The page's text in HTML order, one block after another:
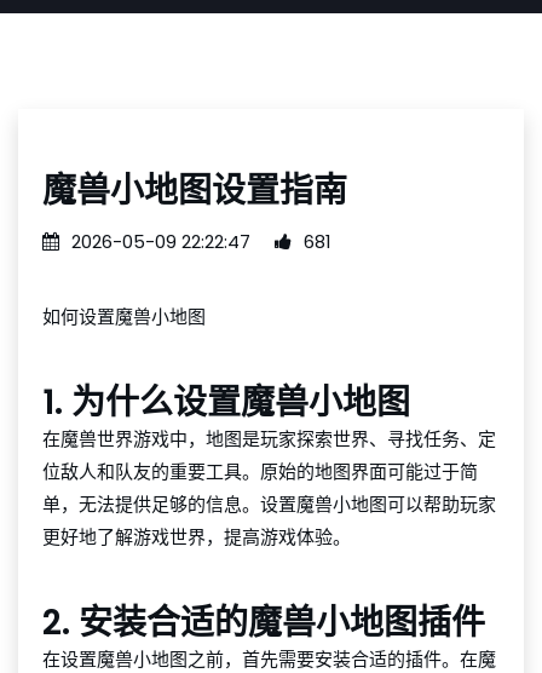
魔兽小地图设置指南
2026-05-09 22:22:47 681
如何设置魔兽小地图
1. 为什么设置魔兽小地图
在魔兽世界游戏中，地图是玩家探索世界、寻找任务、定
位敌人和队友的重要工具。原始的地图界面可能过于简
单，无法提供足够的信息。设置魔兽小地图可以帮助玩家
更好地了解游戏世界，提高游戏体验。
2. 安装合适的魔兽小地图插件
在设置魔兽小地图之前，首先需要安装合适的插件。在魔